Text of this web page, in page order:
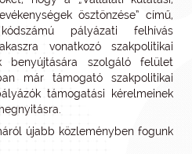
ösztönzése” című,
kódszámú pályázati felhívás
vonatkozó szakpolitikai
benyújtására szolgáló felület
már támogató szakpolitikai
támogatási kérelmeinek
újabb közleményben fogunk